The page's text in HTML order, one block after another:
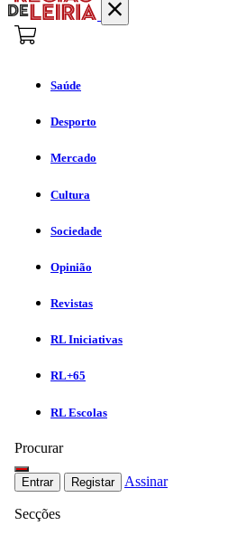
Saúde
Desporto
Mercado
Cultura
Sociedade
Opinião
Revistas
RL Iniciativas
RL+65
RL Escolas
Procurar
Entrar Registar Assinar
Secções